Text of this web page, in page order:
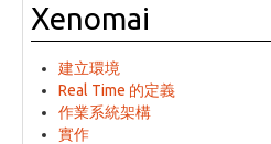
頁面原始檔
可列印版本
刪除本頁
Xenomai
建立環境
Real Time 的定義
作業系統架構
實作